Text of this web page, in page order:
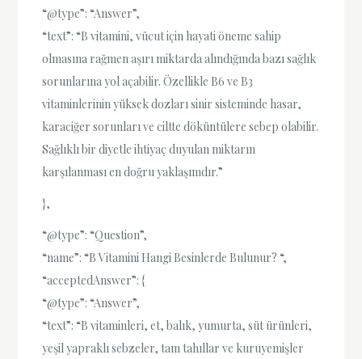
“@type”: “Answer”,
“text”: “B vitamini, vücut için hayati öneme sahip
olmasına rağmen aşırı miktarda alındığında bazı sağlık
sorunlarına yol açabilir. Özellikle B6 ve B3
vitaminlerinin yüksek dozları sinir sisteminde hasar,
karaciğer sorunları ve ciltte döküntülere sebep olabilir.
Sağlıklı bir diyetle ihtiyaç duyulan miktarın
karşılanması en doğru yaklaşımdır.”
},
“@type”: “Question”,
“name”: “B Vitamini Hangi Besinlerde Bulunur? “,
“acceptedAnswer”: {
“@type”: “Answer”,
“text”: “B vitaminleri, et, balık, yumurta, süt ürünleri,
yeşil yapraklı sebzeler, tam tahıllar ve kuruyemişler